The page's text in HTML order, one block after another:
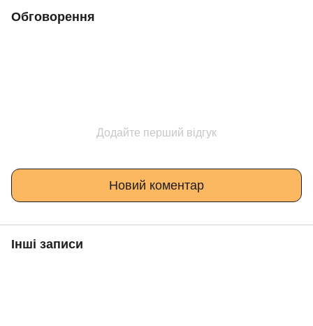
Обговорення
Додайте перший відгук
Новий коментар
Інші записи